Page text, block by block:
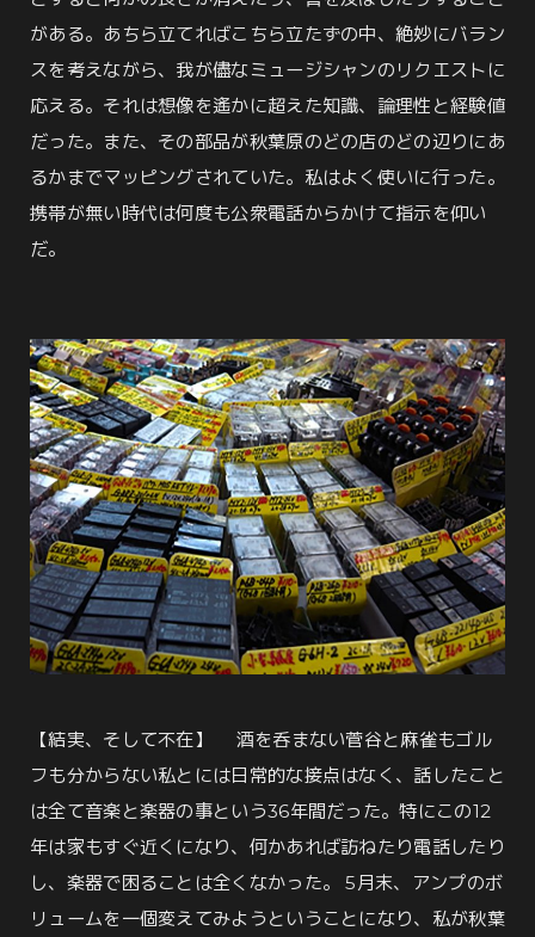
がある。あちら立てればこちら立たずの中、絶妙にバラン
スを考えながら、我が儘なミュージシャンのリクエストに
応える。それは想像を遙かに超えた知識、論理性と経験値
だった。また、その部品が秋葉原のどの店のどの辺りにあ
るかまでマッピングされていた。私はよく使いに行った。
携帯が無い時代は何度も公衆電話からかけて指示を仰い
だ。
【結実、そして不在】 酒を呑まない菅谷と麻雀もゴル
フも分からない私とには日常的な接点はなく、話したこと
は全て音楽と楽器の事という36年間だった。特にこの12
年は家もすぐ近くになり、何かあれば訪ねたり電話したり
し、楽器で困ることは全くなかった。 5月末、アンプのボ
リュームを一個変えてみようということになり、私が秋葉